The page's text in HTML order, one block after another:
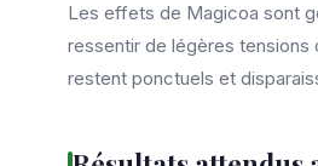
Les effets de Magicoa sont
ressentir de légères tensions
restent ponctuels et